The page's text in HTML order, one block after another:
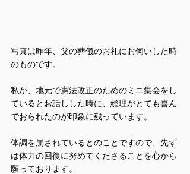
写真は昨年、父の葬儀のお礼にお伺いした時
のものです。
私が、地元で憲法改正のためのミニ集会をし
ているとお話しした時に、総理がとても喜ん
でおられたのが印象に残っています。
体調を崩されているとのことですので、先ず
は体力の回復に努めてくださることを心から
願っております。